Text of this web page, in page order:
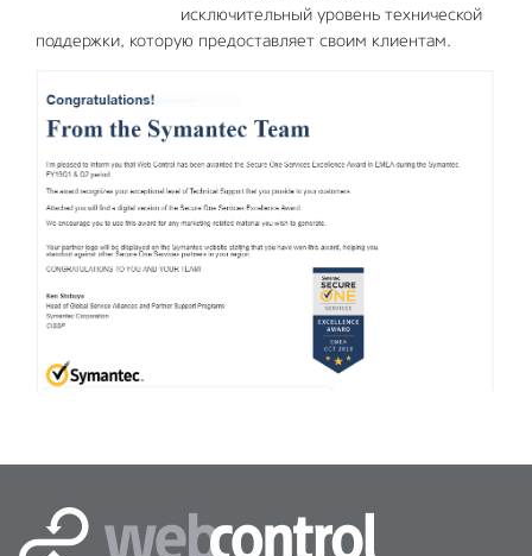
исключительный уровень технической
поддержки, которую предоставляет своим клиентам.